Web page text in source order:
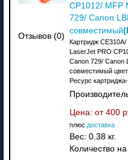
Отзывов (0)
CP1012/ MFP
729/ Canon
совместимый
Картридж
LaserJet PRO
Canon 729/ Canon
совместимый
Ресурс картриджа-
Цена: от 400
плюс доставка
Вес: 0.38 кг.
Количество